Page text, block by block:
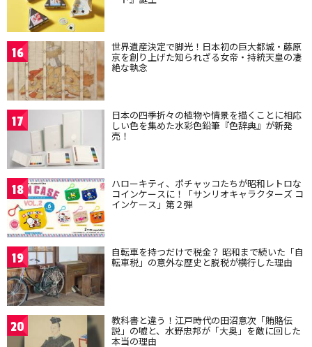
16 世界遺産決定で脚光！日本初の巨大都城・藤原
京を創り上げた知られざる女帝・持統天皇の凄
絶な執念
17 日本の四季折々の植物や情景を描くことに相応
しい色を集めた水彩色鉛筆『色辞典』が新発
売！
18 ハローキティ、ポチャッコたちが昭和レトロな
コインケースに！「サンリオキャラクターズ コ
インケース」第２弾
19 自転車を持つだけで税金？ 昭和まで続いた「自
転車税」の意外な歴史と脱税が横行した理由
20 教科書と違う！江戸時代の田沼意次「賄賂伝
説」の嘘と、水野忠邦が「大奥」を敵に回した
本当の理由